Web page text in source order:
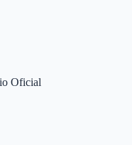
Oficial